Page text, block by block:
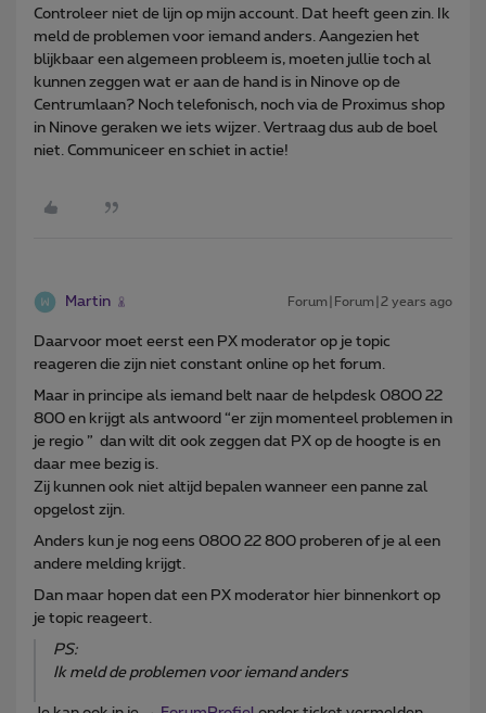
Controleer niet de lijn op mijn account. Dat heeft geen zin. Ik
meld de problemen voor iemand anders. Aangezien het
blijkbaar een algemeen probleem is, moeten jullie toch al
kunnen zeggen wat er aan de hand is in Ninove op de
Centrumlaan? Noch telefonisch, noch via de Proximus shop
in Ninove geraken we iets wijzer. Vertraag dus aub de boel
niet. Communiceer en schiet in actie!
Martin Forum|Forum|2 years ago
Daarvoor moet eerst een PX moderator op je topic
reageren die zijn niet constant online op het forum.
Maar in principe als iemand belt naar de helpdesk 0800 22
800 en krijgt als antwoord “er zijn momenteel problemen in
je regio ” dan wilt dit ook zeggen dat PX op de hoogte is en
daar mee bezig is.
Zij kunnen ook niet altijd bepalen wanneer een panne zal
opgelost zijn.
Anders kun je nog eens 0800 22 800 proberen of je al een
andere melding krijgt.
Dan maar hopen dat een PX moderator hier binnenkort op
je topic reageert.
PS:
Ik meld de problemen voor iemand anders